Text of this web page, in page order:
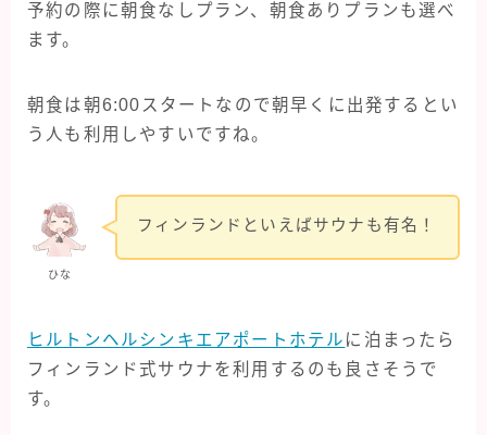
予約の際に朝食なしプラン、朝食ありプランも選べ
ます。
朝食は朝6:00スタートなので朝早くに出発するとい
う人も利用しやすいですね。
ひな
フィンランドといえばサウナも有名！
ヒルトンヘルシンキエアポートホテル に泊まったら
フィンランド式サウナを利用するのも良さそうで
す。